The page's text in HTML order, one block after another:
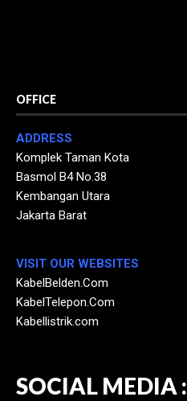
OFFICE
ADDRESS
Komplek Taman Kota
Basmol B4 No.38
Kembangan Utara
Jakarta Barat
VISIT OUR WEBSITES
KabelBelden.Com
KabelTelepon.Com
Kabellistrik.com
SOCIAL MEDIA :